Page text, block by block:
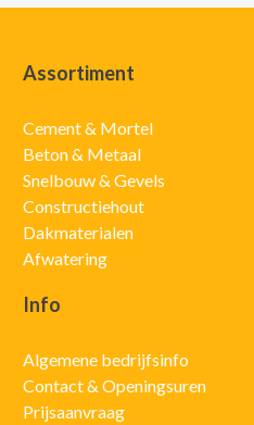
Assortiment
Cement & Mortel
Beton & Metaal
Snelbouw & Gevels
Constructiehout
Dakmaterialen
Afwatering
Info
Algemene bedrijfsinfo
Contact & Openingsuren
Prijsaanvraag